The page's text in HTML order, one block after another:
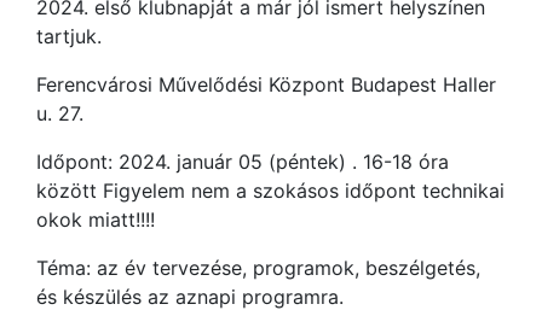
2024. első klubnapját a már jól ismert helyszínen
tartjuk.
Ferencvárosi Művelődési Központ Budapest Haller
u. 27.
Időpont: 2024. január 05 (péntek) . 16-18 óra
között Figyelem nem a szokásos időpont technikai
okok miatt!!!!
Téma: az év tervezése, programok, beszélgetés,
és készülés az aznapi programra.